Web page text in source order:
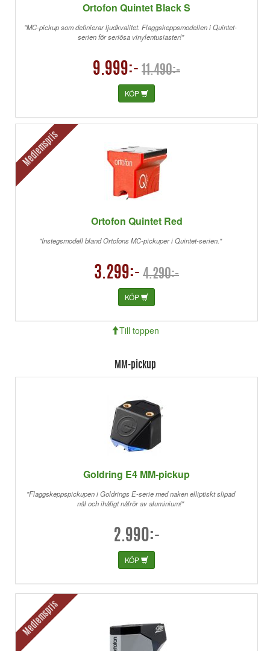
Ortofon Quintet Black S
"MC-pickup som definierar ljudkvalitet. Flaggskeppsmodellen i Quintet-
serien för seriösa vinylentusiaster!"
9.999:- 11.490:-
KÖP
Medlemspris
Ortofon Quintet Red
"Instegsmodell bland Ortofons MC-pickuper i Quintet-serien."
3.299:- 4.290:-
KÖP
Till toppen
MM-pickup
Goldring E4 MM-pickup
"Flaggskeppspickupen i Goldrings E-serie med naken elliptiskt slipad
nål och ihåligt nålrör av aluminium!"
2.990:-
KÖP
Medlemspris